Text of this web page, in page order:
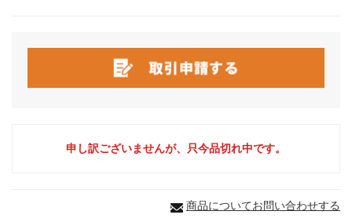
申し訳ございませんが、只今品切れ中です。
商品についてお問い合わせする